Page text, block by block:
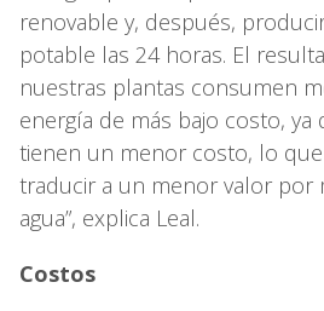
renovable y, después,
potable las 24 horas. El
nuestras plantas consumen
energía de más bajo costo, ya
tienen un menor costo, lo
traducir a un menor valor por
agua”, explica Leal.
Costos